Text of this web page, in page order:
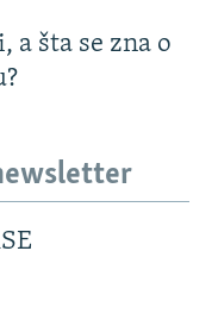
a šta se zna o